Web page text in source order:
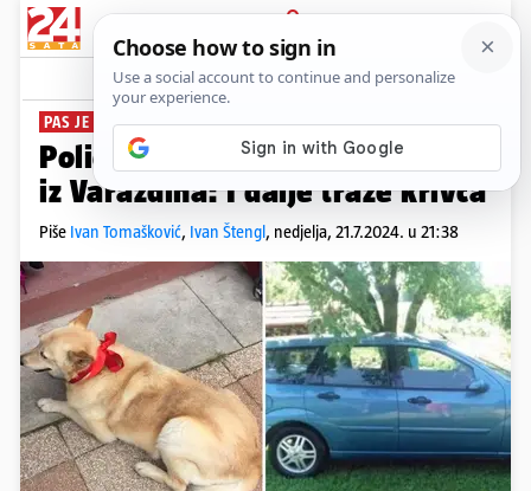
PRIJAVA
News Komentari
PAS JE DOBRO
Policija pronašla ukradenog psa
iz Varaždina: I dalje traže krivca
Piše Ivan Tomašković, Ivan Štengl, nedjelja, 21.7.2024. u 21:38